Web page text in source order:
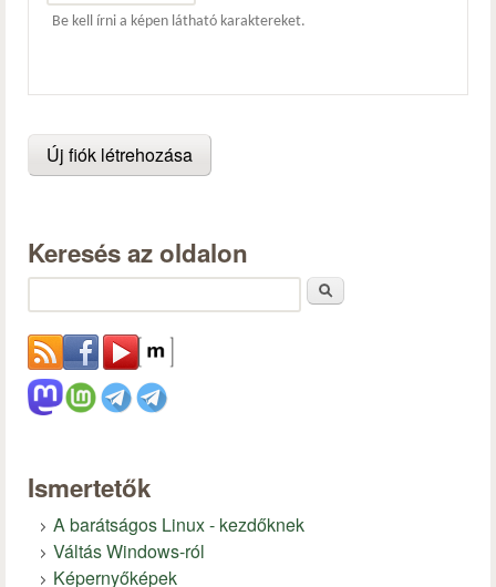
Be kell írni a képen látható karaktereket.
Keresés az oldalon
Ismertetők
A barátságos Linux - kezdőknek
Váltás Windows-ról
Képernyőképek